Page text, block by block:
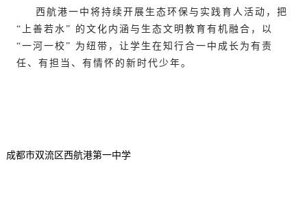
西航港一中将持续开展生态环保与实践育人活动，把
“上善若水” 的文化内涵与生态文明教育有机融合，以
“一河一校” 为纽带，让学生在知行合一中成长为有责
任、有担当、有情怀的新时代少年。
成都市双流区西航港第一中学